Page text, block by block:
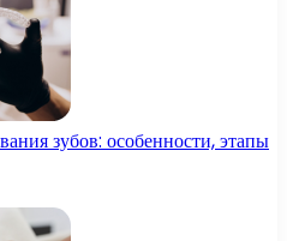
зубов: особенности, этапы